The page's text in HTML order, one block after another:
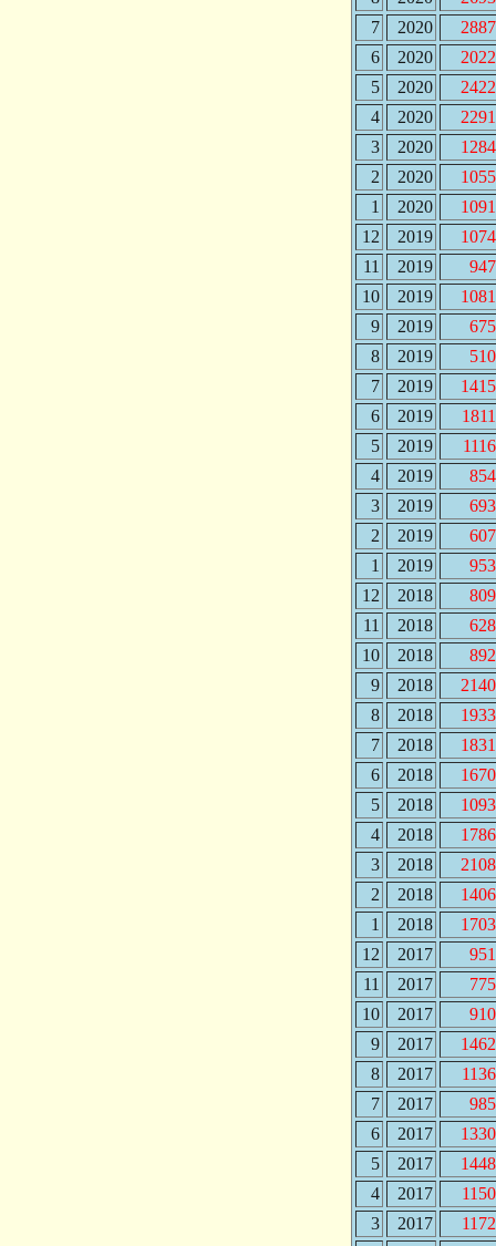
7
2020
6
2020
5
2020
4
2020
3
2020
2
2020
1
2020
12
2019
11
2019
10
2019
9
2019
8
2019
7
2019
6
2019
5
2019
4
2019
3
2019
2
2019
1
2019
12
2018
11
2018
10
2018
9
2018
8
2018
7
2018
6
2018
5
2018
4
2018
3
2018
2
2018
1
2018
12
2017
11
2017
10
2017
9
2017
8
2017
7
2017
6
2017
5
2017
4
2017
3
2017